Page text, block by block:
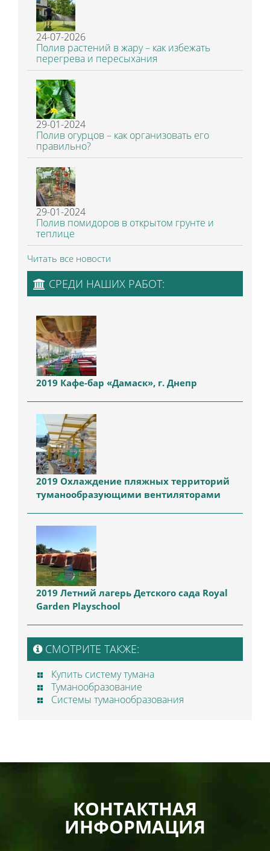
24-07-2026
Полив растений в жару – как избежать
перегрева и пересыхания
29-01-2024
Полив огурцов – как организовать его
правильно?
29-01-2024
Полив помидоров в открытом грунте и
теплице
Читать все новости
СРЕДИ НАШИХ РАБОТ:
2019 Кафе-бар «Дамаск», г. Днепр
2019 Охлаждение пляжных территорий
туманообразующими вентиляторами
2019 Летний лагерь Детского сада Royal
Garden Playschool
СМОТРИТЕ ТАКЖЕ:
Купить систему тумана
Туманообразование
Системы туманообразования
КОНТАКТНАЯ
ИНФОРМАЦИЯ